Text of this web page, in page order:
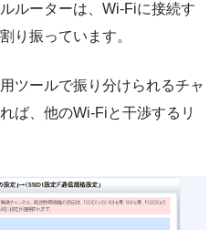
ルーターは、Wi-Fiに接続す
り振っています。
ツールで振り分けられるチャ
ば、他のWi-Fiと干渉するリ